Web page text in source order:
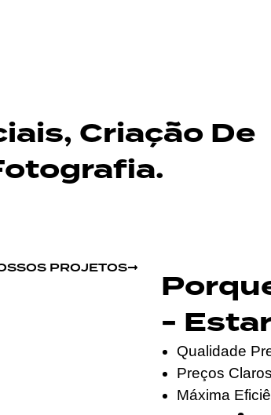
Criação De
PROJETOS
-
Qualidade
Preços
Máxima